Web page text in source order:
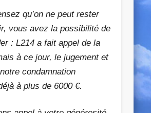
qu’on ne peut rester
vous avez la possibilité de
: L214 a fait appel de la
à ce jour,le jugement et
condamnation
à plus de 6000 €.